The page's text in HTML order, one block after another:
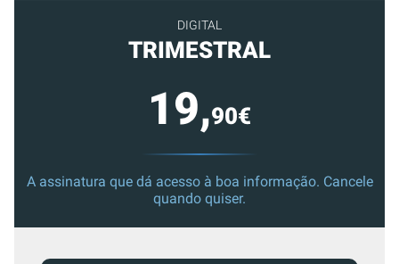
DIGITAL
TRIMESTRAL
19,90€
A assinatura que dá acesso à boa informação. Cancele
quando quiser.